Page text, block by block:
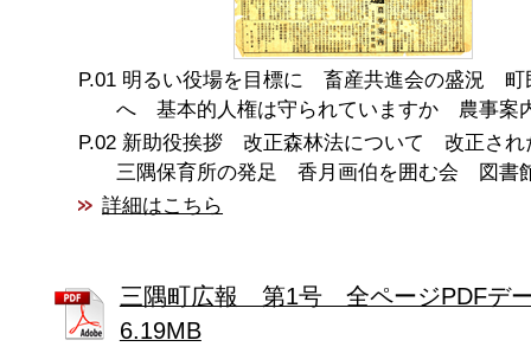
明るい役場を目標に 畜産共進会の盛況 町
へ 基本的人権は守られていますか 農事案
新助役挨拶 改正森林法について 改正さ
三隅保育所の発足 香月画伯を囲む会 図書
詳細はこちら
三隅町広報 第1号 全ページPDFデ
6.19MB